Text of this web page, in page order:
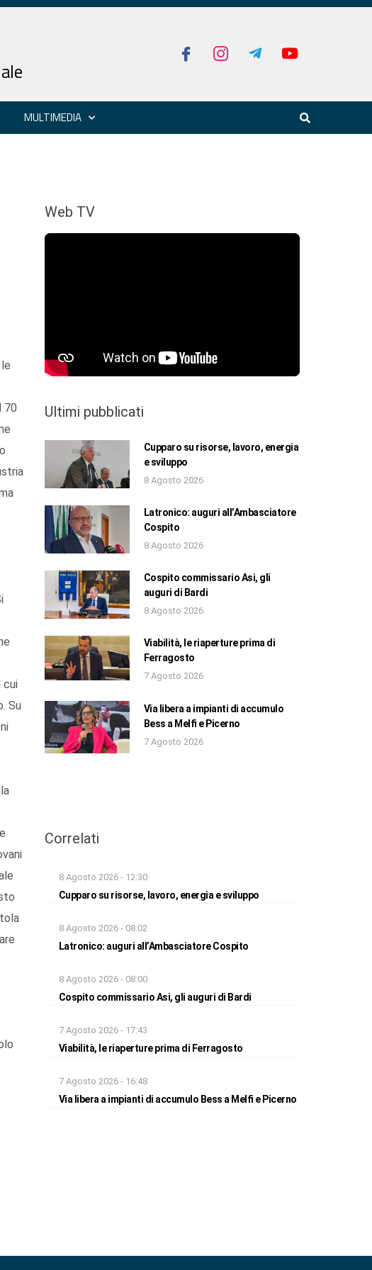
MULTIMEDIA
70
cui
Su
Web TV
Ultimi pubblicati
Cupparo su risorse, lavoro, energia
e sviluppo
8 Agosto 2026
Latronico: auguri all’Ambasciatore
Cospito
8 Agosto 2026
Cospito commissario Asi, gli
auguri di Bardi
8 Agosto 2026
Viabilità, le riaperture prima di
Ferragosto
7 Agosto 2026
Via libera a impianti di accumulo
Bess a Melfi e Picerno
7 Agosto 2026
Correlati
8 Agosto 2026 - 12:30
Cupparo su risorse, lavoro, energia e sviluppo
8 Agosto 2026 - 08:02
Latronico: auguri all’Ambasciatore Cospito
8 Agosto 2026 - 08:00
Cospito commissario Asi, gli auguri di Bardi
7 Agosto 2026 - 17:43
Viabilità, le riaperture prima di Ferragosto
7 Agosto 2026 - 16:48
Via libera a impianti di accumulo Bess a Melfi e Picerno